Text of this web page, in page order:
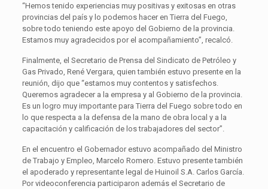
“Hemos tenido experiencias muy positivas y exitosas en otras
provincias del país y lo podemos hacer en Tierra del Fuego,
sobre todo teniendo este apoyo del Gobierno de la provincia.
Estamos muy agradecidos por el acompañamiento”, recalcó.
Finalmente, el Secretario de Prensa del Sindicato de Petróleo y
Gas Privado, René Vergara, quien también estuvo presente en la
reunión, dijo que “estamos muy contentos y satisfechos.
Queremos agradecer a la empresa y al Gobierno de la provincia.
Es un logro muy importante para Tierra del Fuego sobre todo en
lo que respecta a la defensa de la mano de obra local y a la
capacitación y calificación de los trabajadores del sector”.
En el encuentro el Gobernador estuvo acompañado del Ministro
de Trabajo y Empleo, Marcelo Romero. Estuvo presente también
el apoderado y representante legal de Huinoil S.A. Carlos García.
Por videoconferencia participaron además el Secretario de